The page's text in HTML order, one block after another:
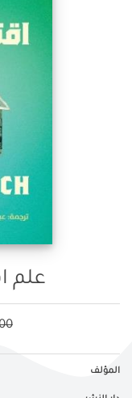
علم
المؤلف